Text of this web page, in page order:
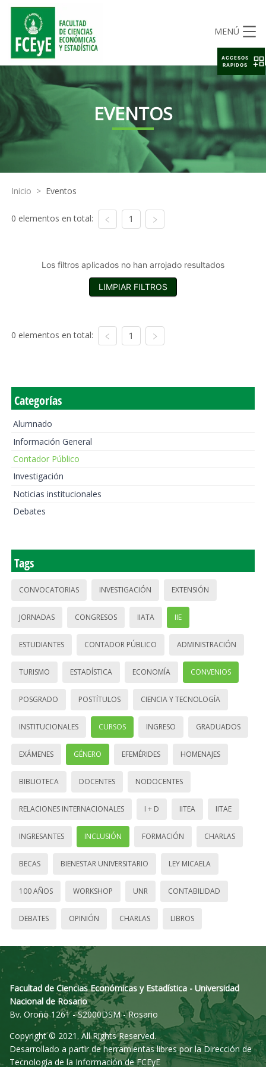
MENÚ
EVENTOS
Inicio > Eventos
0 elementos en total: 1
Los filtros aplicados no han arrojado resultados
LIMPIAR FILTROS
0 elementos en total: 1
Categorías
Alumnado
Información General
Contador Público
Investigación
Noticias institucionales
Debates
Tags
CONVOCATORIAS INVESTIGACIÓN EXTENSIÓN
JORNADAS CONGRESOS IIATA IIE
ESTUDIANTES CONTADOR PÚBLICO ADMINISTRACIÓN
TURISMO ESTADÍSTICA ECONOMÍA CONVENIOS
POSGRADO POSTÍTULOS CIENCIA Y TECNOLOGÍA
INSTITUCIONALES CURSOS INGRESO GRADUADOS
EXÁMENES GÉNERO EFEMÉRIDES HOMENAJES
BIBLIOTECA DOCENTES NODOCENTES
RELACIONES INTERNACIONALES I + D IITEA IITAE
INGRESANTES INCLUSIÓN FORMACIÓN CHARLAS
BECAS BIENESTAR UNIVERSITARIO LEY MICAELA
100 AÑOS WORKSHOP UNR CONTABILIDAD
DEBATES OPINIÓN CHARLAS LIBROS
Facultad de Ciencias Económicas y Estadística - Universidad
Nacional de Rosario
Bv. Oroño 1261 - S2000DSM - Rosario
Copyright © 2021. All Rights Reserved.
Desarrollado a partir de herramientas libres por la Dirección de
Tecnología de la Información de FCEyE
ACCESOS
RAPIDOS